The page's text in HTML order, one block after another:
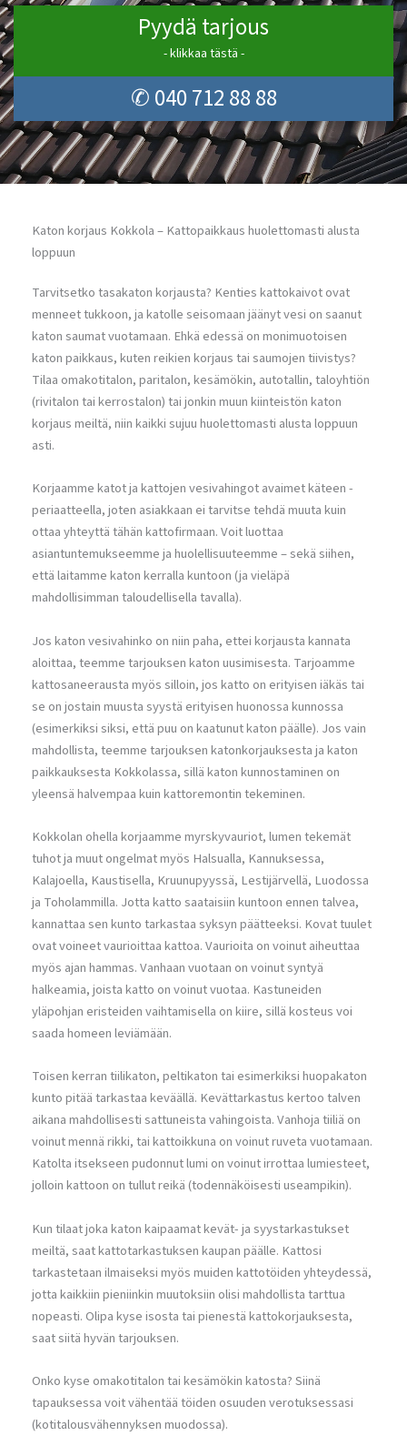
Pyydä tarjous
- klikkaa tästä -
✆ 040 712 88 88
Katon korjaus Kokkola – Kattopaikkaus huolettomasti alusta
loppuun
Tarvitsetko tasakaton korjausta? Kenties kattokaivot ovat
menneet tukkoon, ja katolle seisomaan jäänyt vesi on saanut
katon saumat vuotamaan. Ehkä edessä on monimuotoisen
katon paikkaus, kuten reikien korjaus tai saumojen tiivistys?
Tilaa omakotitalon, paritalon, kesämökin, autotallin, taloyhtiön
(rivitalon tai kerrostalon) tai jonkin muun kiinteistön katon
korjaus meiltä, niin kaikki sujuu huolettomasti alusta loppuun
asti.
Korjaamme katot ja kattojen vesivahingot avaimet käteen -
periaatteella, joten asiakkaan ei tarvitse tehdä muuta kuin
ottaa yhteyttä tähän kattofirmaan. Voit luottaa
asiantuntemukseemme ja huolellisuuteemme – sekä siihen,
että laitamme katon kerralla kuntoon (ja vieläpä
mahdollisimman taloudellisella tavalla).
Jos katon vesivahinko on niin paha, ettei korjausta kannata
aloittaa, teemme tarjouksen katon uusimisesta. Tarjoamme
kattosaneerausta myös silloin, jos katto on erityisen iäkäs tai
se on jostain muusta syystä erityisen huonossa kunnossa
(esimerkiksi siksi, että puu on kaatunut katon päälle). Jos vain
mahdollista, teemme tarjouksen katonkorjauksesta ja katon
paikkauksesta Kokkolassa, sillä katon kunnostaminen on
yleensä halvempaa kuin kattoremontin tekeminen.
Kokkolan ohella korjaamme myrskyvauriot, lumen tekemät
tuhot ja muut ongelmat myös Halsualla, Kannuksessa,
Kalajoella, Kaustisella, Kruunupyyssä, Lestijärvellä, Luodossa
ja Toholammilla. Jotta katto saataisiin kuntoon ennen talvea,
kannattaa sen kunto tarkastaa syksyn päätteeksi. Kovat tuulet
ovat voineet vaurioittaa kattoa. Vaurioita on voinut aiheuttaa
myös ajan hammas. Vanhaan vuotaan on voinut syntyä
halkeamia, joista katto on voinut vuotaa. Kastuneiden
yläpohjan eristeiden vaihtamisella on kiire, sillä kosteus voi
saada homeen leviämään.
Toisen kerran tiilikaton, peltikaton tai esimerkiksi huopakaton
kunto pitää tarkastaa keväällä. Kevättarkastus kertoo talven
aikana mahdollisesti sattuneista vahingoista. Vanhoja tiiliä on
voinut mennä rikki, tai kattoikkuna on voinut ruveta vuotamaan.
Katolta itsekseen pudonnut lumi on voinut irrottaa lumiesteet,
jolloin kattoon on tullut reikä (todennäköisesti useampikin).
Kun tilaat joka katon kaipaamat kevät- ja syystarkastukset
meiltä, saat kattotarkastuksen kaupan päälle. Kattosi
tarkastetaan ilmaiseksi myös muiden kattotöiden yhteydessä,
jotta kaikkiin pieniinkin muutoksiin olisi mahdollista tarttua
nopeasti. Olipa kyse isosta tai pienestä kattokorjauksesta,
saat siitä hyvän tarjouksen.
Onko kyse omakotitalon tai kesämökin katosta? Siinä
tapauksessa voit vähentää töiden osuuden verotuksessasi
(kotitalousvähennyksen muodossa).